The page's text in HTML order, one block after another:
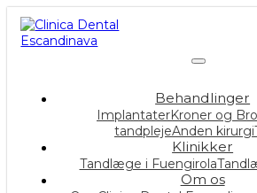
Behandlinger
ImplantaterKroner og
tandplejeAnden kirurgi
Klinikker
Tandlæge i Fuengirola
Om os